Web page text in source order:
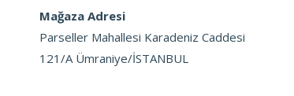
Mağaza Adresi
Parseller Mahallesi Karadeniz Caddesi
121/A Ümraniye/İSTANBUL